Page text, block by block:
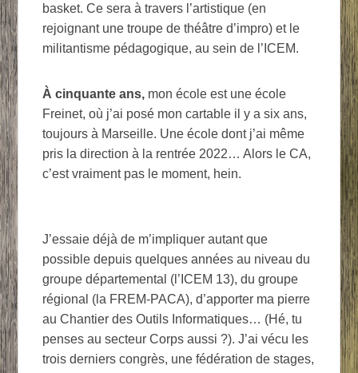
basket. Ce sera à travers l’artistique (en
rejoignant une troupe de théâtre d’impro) et le
militantisme pédagogique, au sein de l’ICEM.
À cinquante ans, mon école est une école
Freinet, où j’ai posé mon cartable il y a six ans,
toujours à Marseille. Une école dont j’ai même
pris la direction à la rentrée 2022… Alors le CA,
c’est vraiment pas le moment, hein.
J’essaie déjà de m’impliquer autant que
possible depuis quelques années au niveau du
groupe départemental (l’ICEM 13), du groupe
régional (la FREM-PACA), d’apporter ma pierre
au Chantier des Outils Informatiques… (Hé, tu
penses au secteur Corps aussi ?). J’ai vécu les
trois derniers congrès, une fédération de stages,